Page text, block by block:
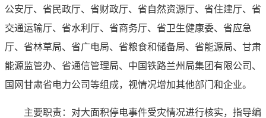
公安厅、省民政厅、省财政厅、省自然资源厅、省住建厅、省
交通运输厅、省水利厅、省商务厅、省卫生健康委、省应急
厅、省林草局、省广电局、省粮食和储备局、省能源局、甘肃
能源监管办、省通信管理局、中国铁路兰州局集团有限公司、
国网甘肃省电力公司等组成，视情况增加其他部门和企业。
主要职责：对大面积停电事件受灾情况进行核实，指导编